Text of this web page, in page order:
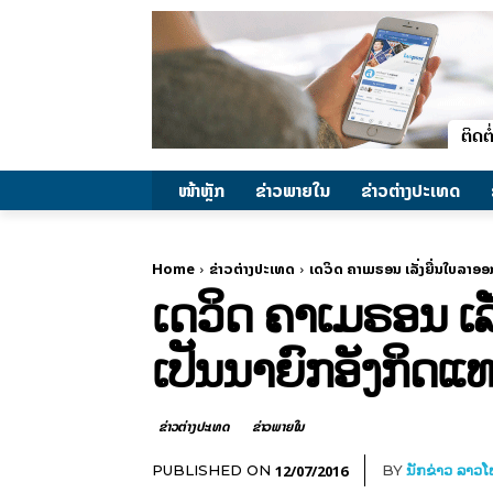
ໜ້າຫຼັກ ຂ່າວພາຍ​ໃນ ຂ່າວຕ່າງປະເທດ
Home ຂ່າວຕ່າງປະເທດ ເດວິດ ຄາເມຣອນ ເລັ່ງຍື່ນໃບລາອ
ເດວິດ ຄາເມຣອນ
ເປັນນາຍົກອັງກິດແ
ຂ່າວຕ່າງປະເທດ ຂ່າວພາຍ​ໃນ
PUBLISHED ON 12/07/2016 BYນັກຂ່າວ ລາວ